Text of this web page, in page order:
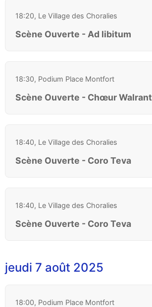
18:20, Le Village des Choralies
Scène Ouverte - Ad libitum
18:30, Podium Place Montfort
Scène Ouverte - Chœur Walrant
18:40, Le Village des Choralies
Scène Ouverte - Coro Teva
18:40, Le Village des Choralies
Scène Ouverte - Coro Teva
jeudi 7 août 2025
18:00, Podium Place Montfort